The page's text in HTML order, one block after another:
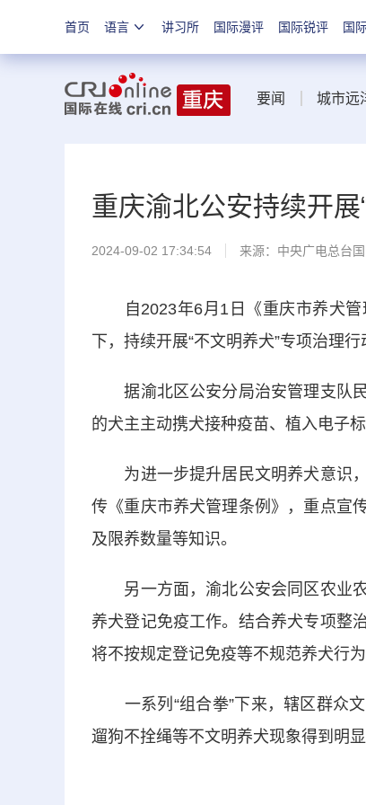
首页 语言 讲习所 国际漫评 国际锐评 国
要闻 城市远
重庆渝北公安持续开
2024-09-02 17:34:54 来源：中央广电总台
自2023年6月1日《重庆市养犬管
下，持续开展“不文明养犬”专项治理
据渝北区公安分局治安管理支队民
的犬主主动携犬接种疫苗、植入电子
为进一步提升居民文明养犬意识，
传《重庆市养犬管理条例》，重点宣
及限养数量等知识。
另一方面，渝北公安会同区农业农
养犬登记免疫工作。结合养犬专项整
将不按规定登记免疫等不规范养犬行
一系列“组合拳”下来，辖区群众文
遛狗不拴绳等不文明养犬现象得到明